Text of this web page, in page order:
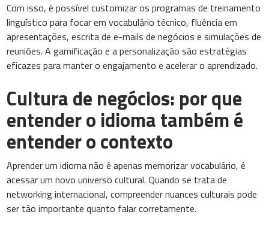
Com isso, é possível customizar os programas de treinamento
linguístico para focar em vocabulário técnico, fluência em
apresentações, escrita de e-mails de negócios e simulações de
reuniões. A gamificação e a personalização são estratégias
eficazes para manter o engajamento e acelerar o aprendizado.
Cultura de negócios: por que
entender o idioma também é
entender o contexto
Aprender um idioma não é apenas memorizar vocabulário, é
acessar um novo universo cultural. Quando se trata de
networking internacional, compreender nuances culturais pode
ser tão importante quanto falar corretamente.